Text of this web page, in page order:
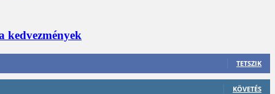
TETSZIK
KÖVETÉS